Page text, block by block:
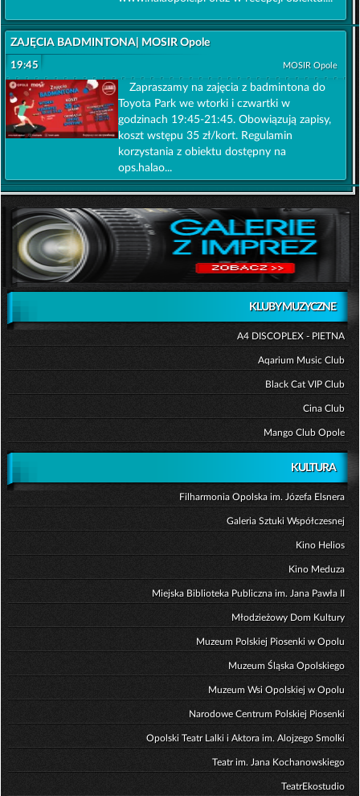
19:45
ZAJĘCIA BADMINTONA| MOSIR Opole
MOSIR Opole
Zapraszamy na zajęcia z badmintona do
Toyota Park we wtorki i czwartki w
godzinach 19:45-21:45. Obowiązują zapisy,
koszt wstępu 35 zł/kort. Regulamin
korzystania z obiektu dostępny na
ops.halao...
KLUBY MUZYCZNE
A4 DISCOPLEX - PIETNA
Aqarium Music Club
Black Cat VIP Club
Cina Club
Mango Club Opole
KULTURA
Filharmonia Opolska im. Józefa Elsnera
Galeria Sztuki Współczesnej
Kino Helios
Kino Meduza
Miejska Biblioteka Publiczna im. Jana Pawła II
Młodzieżowy Dom Kultury
Muzeum Polskiej Piosenki w Opolu
Muzeum Śląska Opolskiego
Muzeum Wsi Opolskiej w Opolu
Narodowe Centrum Polskiej Piosenki
Opolski Teatr Lalki i Aktora im. Alojzego Smolki
Teatr im. Jana Kochanowskiego
TeatrEkostudio